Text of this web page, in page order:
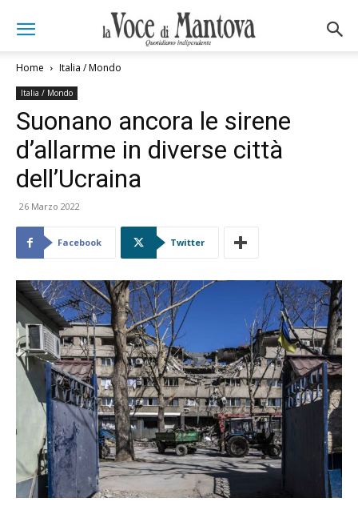
Home Italia / Mondo
Italia / Mondo
Suonano ancora le sirene
d’allarme in diverse città
dell’Ucraina
26 Marzo 2022
Facebook Twitter